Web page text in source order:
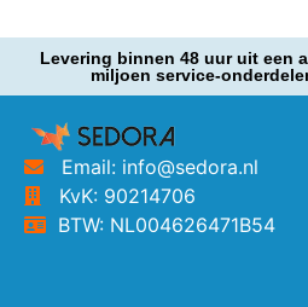
Levering binnen 48 uur uit een
miljoen service-
Email: info@sedora.nl
KvK: 90214706
BTW: NL004626471B54